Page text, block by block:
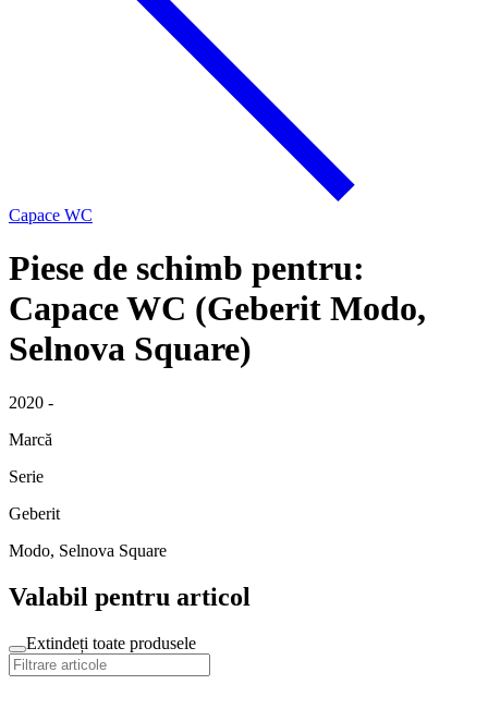
Capace WC
Piese de schimb pentru:
Capace WC (Geberit Modo,
Selnova Square)
2020 -
Marcă
Serie
Geberit
Modo, Selnova Square
Valabil pentru articol
Extindeți toate produsele